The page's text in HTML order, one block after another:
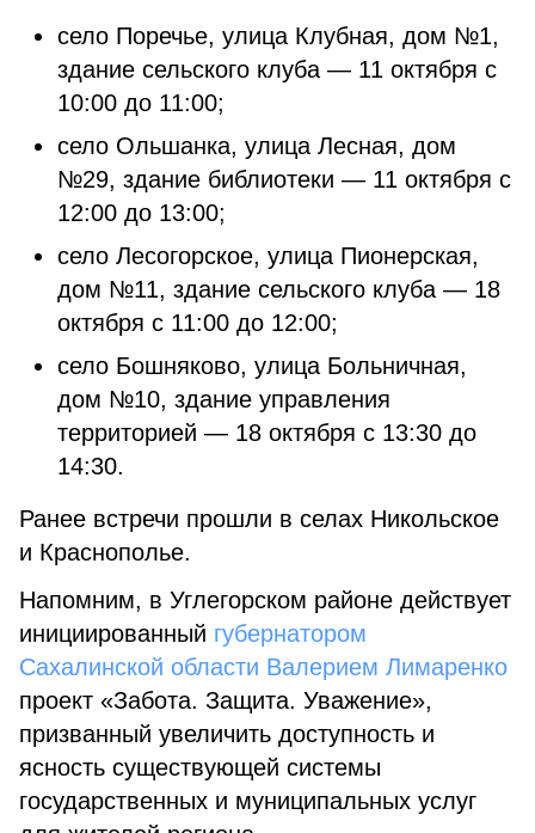
село Поречье, улица Клубная, дом №1,
здание сельского клуба — 11 октября с
10:00 до 11:00;
село Ольшанка, улица Лесная, дом
№29, здание библиотеки — 11 октября с
12:00 до 13:00;
село Лесогорское, улица Пионерская,
дом №11, здание сельского клуба — 18
октября с 11:00 до 12:00;
село Бошняково, улица Больничная,
дом №10, здание управления
территорией — 18 октября с 13:30 до
14:30.
Ранее встречи прошли в селах Никольское
и Краснополье.
Напомним, в Углегорском районе действует
инициированный губернатором
Сахалинской области Валерием Лимаренко
проект «Забота. Защита. Уважение»,
призванный увеличить доступность и
ясность существующей системы
государственных и муниципальных услуг